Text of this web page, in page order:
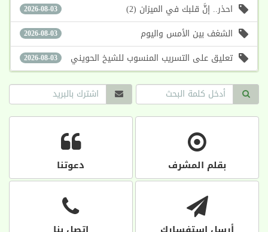
2026-08-03 احذر.. إنَّ قلبك في الميزان (2)
2026-08-03 الشغف بين الأمس واليوم
2026-08-03 تعليق على التسريب المنسوب للشيخ الحويني
بقلم المشرف دعوتنا